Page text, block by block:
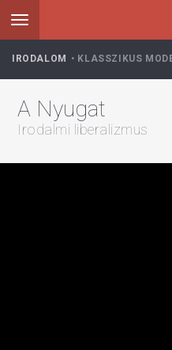
tartalomra
Toggle
navigation
A Nyugat
Irodalmi liberalizmus
IRODALOM KLASSZIKUS